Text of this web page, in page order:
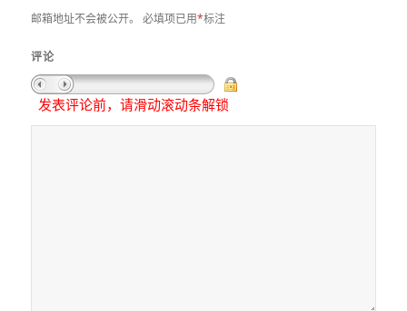
邮箱地址不会被公开。 必填项已用*标注
评论
发表评论前，请滑动滚动条解锁